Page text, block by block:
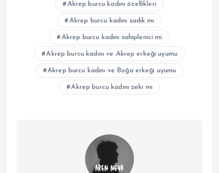
Akrep burcu kadını özellikleri
Akrep burcu kadını sadık mı
Akrep burcu kadını sahiplenici mi
Akrep burcu kadını ve Akrep erkeği uyumu
Akrep burcu kadını ve Boğa erkeği uyumu
Akrep burcu kadını zeki mi